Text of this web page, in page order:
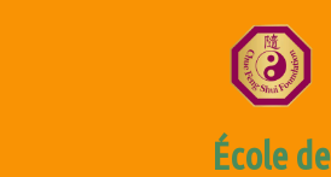
École de